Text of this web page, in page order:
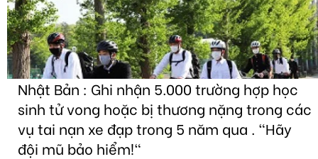
Nhật Bản : Ghi nhận 5.000 trường hợp học
sinh tử vong hoặc bị thương nặng trong các
vụ tai nạn xe đạp trong 5 năm qua . "Hãy
đội mũ bảo hiểm!"